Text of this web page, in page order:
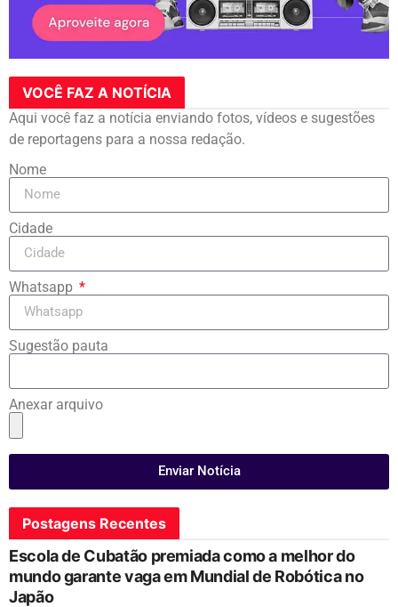
VOCÊ FAZ A NOTÍCIA
Aqui você faz a notícia enviando fotos, vídeos e sugestões
de reportagens para a nossa redação.
Nome
Cidade
Whatsapp
Sugestão pauta
Anexar arquivo
Enviar Notícia
Postagens Recentes
Escola de Cubatão premiada como a melhor do
mundo garante vaga em Mundial de Robótica no
Japão